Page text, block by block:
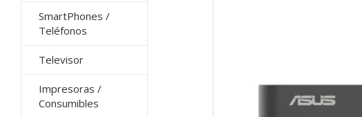
SmartPhones /
Teléfonos
Televisor
Impresoras /
Consumibles